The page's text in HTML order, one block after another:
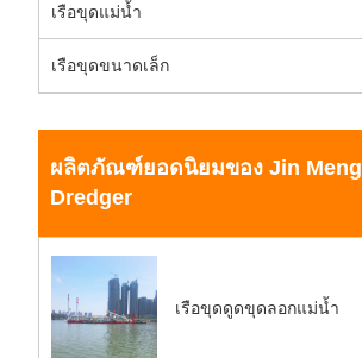
เรือขุดแม่น้ำ
เรือขุดขนาดเล็ก
ผลิตภัณฑ์ยอดนิยมของ Jin Meng
Dredger
เรือขุดดูดขุดลอกแม่น้ำ